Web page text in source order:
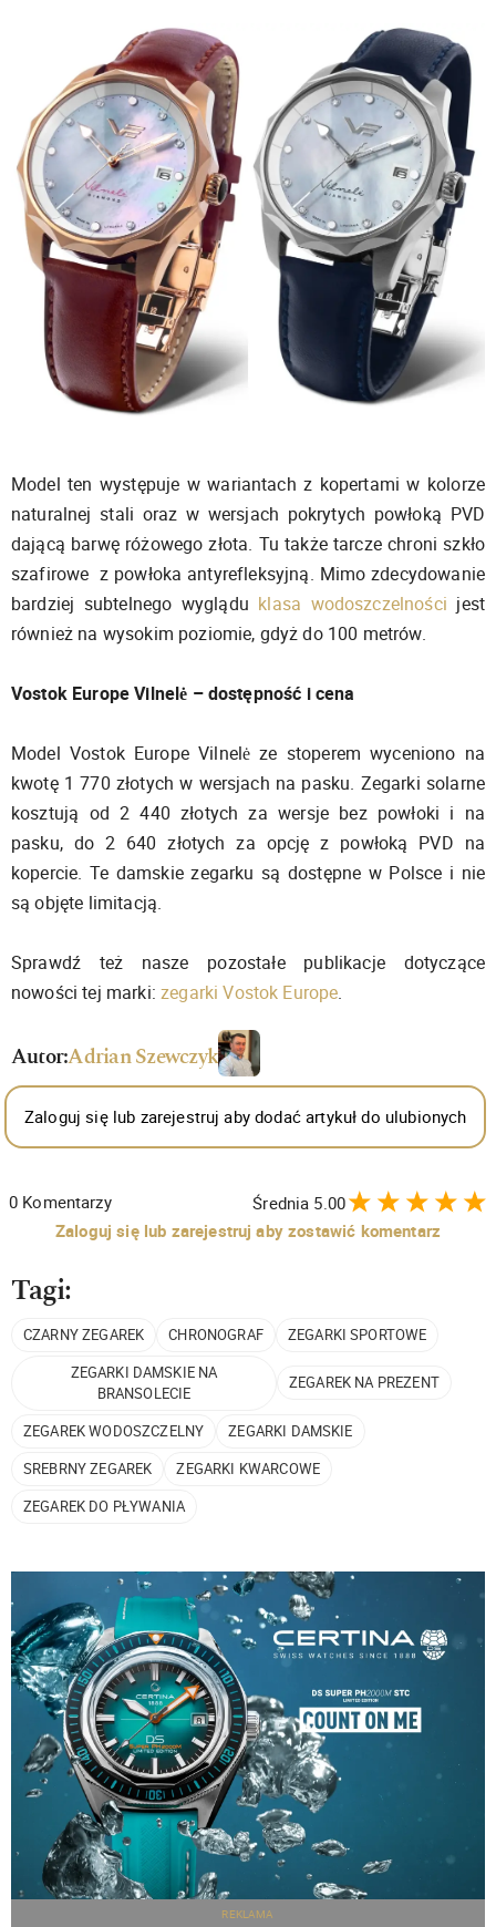
Model ten występuje w wariantach z kopertami w kolorze
naturalnej stali oraz w wersjach pokrytych powłoką PVD
dającą barwę różowego złota. Tu także tarcze chroni szkło
szafirowe z powłoka antyrefleksyjną. Mimo zdecydowanie
bardziej subtelnego wyglądu klasa wodoszczelności jest
również na wysokim poziomie, gdyż do 100 metrów.
Vostok Europe Vilnelė – dostępność i cena
Model Vostok Europe Vilnelė ze stoperem wyceniono na
kwotę 1 770 złotych w wersjach na pasku. Zegarki solarne
kosztują od 2 440 złotych za wersje bez powłoki i na
pasku, do 2 640 złotych za opcję z powłoką PVD na
kopercie. Te damskie zegarku są dostępne w Polsce i nie
są objęte limitacją.
Sprawdź też nasze pozostałe publikacje dotyczące
nowości tej marki:zegarki Vostok Europe.
Autor:Adrian Szewczyk
Zaloguj się lub zarejestruj aby dodać artykuł do ulubionych
0 Komentarzy Średnia 5.00
Zaloguj się lub zarejestruj aby zostawić komentarz
Tagi:
CZARNY ZEGAREK CHRONOGRAF
ZEGARKI SPORTOWE
ZEGARKI DAMSKIE NA
BRANSOLECIE
ZEGAREK NA PREZENT
ZEGAREK WODOSZCZELNY
ZEGARKI DAMSKIE
SREBRNY ZEGAREK
ZEGARKI KWARCOWE
ZEGAREK DO PŁYWANIA
REKLAMA